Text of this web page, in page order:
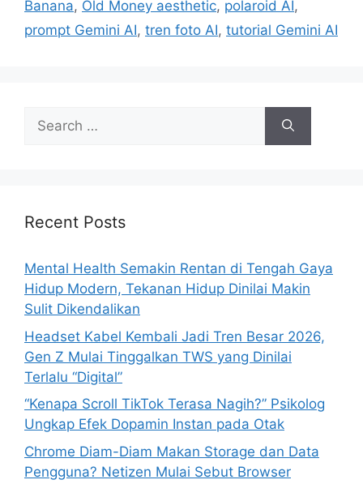
i
Banana, Old Money aesthetic, polaroid AI,
prompt Gemini AI, tren foto AI, tutorial Gemini AI
h
r
:
Recent Posts
Mental Health Semakin Rentan di Tengah Gaya
Hidup Modern, Tekanan Hidup Dinilai Makin
Sulit Dikendalikan
Headset Kabel Kembali Jadi Tren Besar 2026,
Gen Z Mulai Tinggalkan TWS yang Dinilai
Terlalu “Digital”
“Kenapa Scroll TikTok Terasa Nagih?” Psikolog
Ungkap Efek Dopamin Instan pada Otak
Chrome Diam-Diam Makan Storage dan Data
Pengguna? Netizen Mulai Sebut Browser